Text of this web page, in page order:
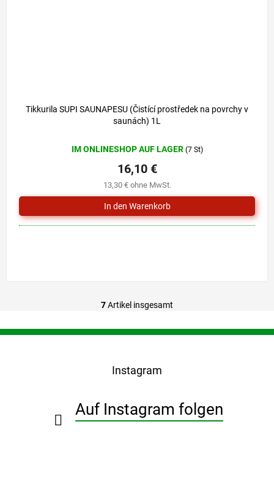
Tikkurila SUPI SAUNAPESU (Čistící prostředek na povrchy v
saunách) 1L
IM ONLINESHOP AUF LAGER (7 St)
13,30 € ohne MwSt.
16,10 €
S
e
r
e
e
m
7Artikel insgesamt
F
Instagram
Auf Instagram folgen